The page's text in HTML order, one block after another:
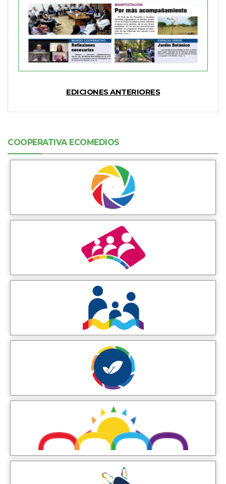
EDICIONES ANTERIORES
COOPERATIVA ECOMEDIOS